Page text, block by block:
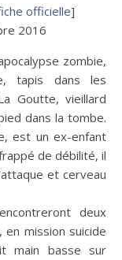
officielle]
2016
zombie,
tapis dans les
Goutte, vieillard
dans la tombe.
est un ex-enfant
de débilité, il
et cerveau
deux
mission suicide
main basse sur